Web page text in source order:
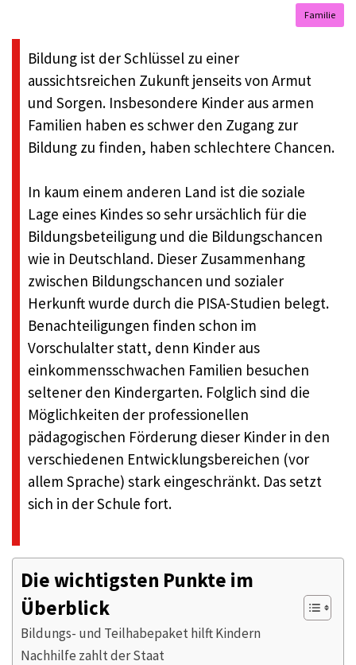
Familie
Bildung ist der Schlüssel zu einer
aussichtsreichen Zukunft jenseits von Armut
und Sorgen. Insbesondere Kinder aus armen
Familien haben es schwer den Zugang zur
Bildung zu finden, haben schlechtere Chancen.
In kaum einem anderen Land ist die soziale
Lage eines Kindes so sehr ursächlich für die
Bildungsbeteiligung und die Bildungschancen
wie in Deutschland. Dieser Zusammenhang
zwischen Bildungschancen und sozialer
Herkunft wurde durch die PISA-Studien belegt.
Benachteiligungen finden schon im
Vorschulalter statt, denn Kinder aus
einkommensschwachen Familien besuchen
seltener den Kindergarten. Folglich sind die
Möglichkeiten der professionellen
pädagogischen Förderung dieser Kinder in den
verschiedenen Entwicklungsbereichen (vor
allem Sprache) stark eingeschränkt. Das setzt
sich in der Schule fort.
Die wichtigsten Punkte im
Überblick
Bildungs- und Teilhabepaket hilft Kindern
Nachhilfe zahlt der Staat